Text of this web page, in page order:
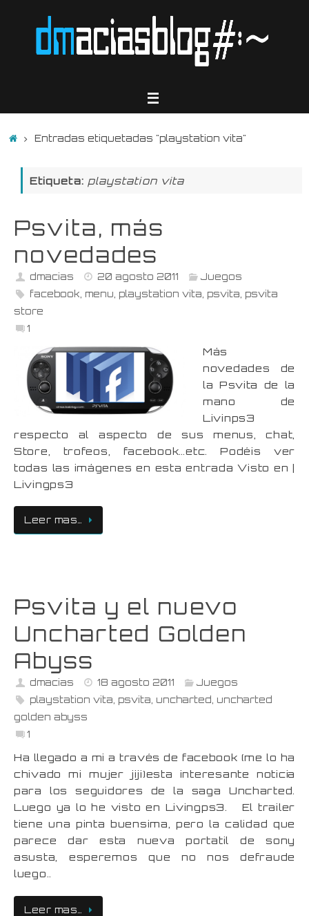
InicioEntradas etiquetadas "playstation vita"
Etiqueta: playstation vita
Psvita, más
novedades
dmacias 20 agosto 2011
Juegos
facebook menu playstation vita psvita psvita
store
1
Más
novedades de
la Psvita de la
mano de
Livinps3
respecto al aspecto de sus menus, chat,
Store, trofeos, facebook…etc. Podéis ver
todas las imágenes en esta entrada Visto en |
Livingps3
Leer mas…
Psvita y el nuevo
Uncharted Golden
Abyss
dmacias 18 agosto 2011
Juegos
playstation vita, psvita, uncharted, uncharted
golden abyss
1
Ha llegado a mi a través de facebook (me lo ha
chivado mi mujer jiji)esta interesante noticia
para los seguidores de la saga Uncharted.
Luego ya lo he visto en Livingps3. El trailer
tiene una pinta buensima, pero la calidad que
parece dar esta nueva portatil de sony
asusta, esperemos que no nos defraude
luego..
Leer mas…